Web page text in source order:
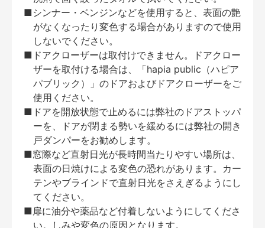
■シンナー・ベンジンなどを使用すると、表面の艶
がなくなったり変色する場合がありますので使用
しないでください。
■ドアクローザーは取付けできません。ドアクロー
ザーを取付ける場合は、「hapia public（ハピア
パブリック）」のドアおよびドアクローザーをご
使用ください。
■ドアを開放状態で止めるには弊社のドアストッパ
ーを、ドアが閉まる勢いを緩めるには弊社の開き
戸ダンパーをお勧めします。
■窓際など直射日光が長時間当たりやすい場所は、
表面の日焼けによる変色の恐れがあります。カー
テンやブラインドで直射日光をさえぎるようにし
てください。
■扉に油分や薬品など付着しないようにしてくださ
い。しみや変色の原因となります。